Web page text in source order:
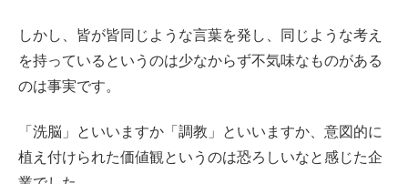
しかし、皆が皆同じような言葉を発し、同じような考え
を持っているというのは少なからず不気味なものがある
のは事実です。
「洗脳」といいますか「調教」といいますか、意図的に
植え付けられた価値観というのは恐ろしいなと感じた企